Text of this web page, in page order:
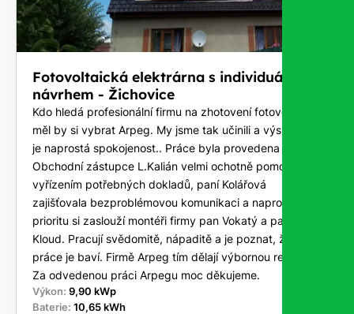
Fotovoltaická elektrárna s individuálním
návrhem - Žichovice
Kdo hledá profesionální firmu na zhotovení fotovoltaiky
měl by si vybrat Arpeg. My jsme tak učinili a výsledkem
je naprostá spokojenost.. Práce byla provedena na klíč.
Obchodní zástupce L.Kalián velmi ochotně pomohl s
vyřízením potřebných dokladů, paní Kolářová
zajišťovala bezproblémovou komunikaci a naprostou
prioritu si zaslouží montéři firmy pan Vokatý a pan
Kloud. Pracují svědomitě, nápaditě a je poznat, že tato
práce je baví. Firmě Arpeg tím dělají výbornou reklamu.
Za odvedenou práci Arpegu moc děkujeme.
Výkon: 9,90 kWp
Baterie: 10,65 kWh